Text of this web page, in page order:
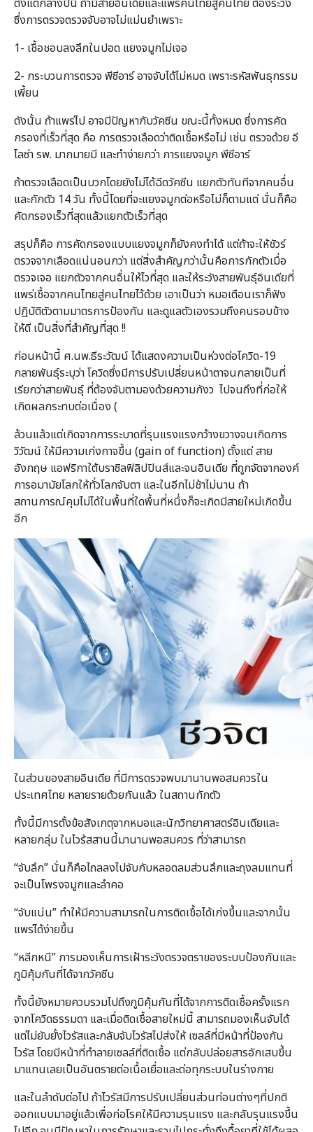
ซึ่งการตรวจตรวจจับอาจไม่แม่นยำเพราะ
1- เชื้อชอบลงลึกในปอด แยงจมูกไม่เจอ
2- กระบวนการตรวจ พีซีอาร์ อาจจับได้ไม่หมด เพราะรหัสพันธุกรรม
เพี้ยน
ดังนั้น ถ้าแพร่ไป อาจมีปัญหากับวัคซีน ขณะนี้ทั้งหมด ซึ่งการคัด
กรองที่เร็วที่สุด คือ การตรวจเลือดว่าติดเชื้อหรือไม่ เช่น ตรวจด้วย อี
ไลซ่า รพ. มากมายมี และทำง่ายกว่า การแยงจมูก พีซีอาร์
ถ้าตรวจเลือดเป็นบวกโดยยังไม่ได้ฉีดวัคซีน แยกตัวทันทีจากคนอื่น
และกักตัว 14 วัน ทั้งนี้โดยที่จะแยงจมูกต่อหรือไม่ก็ตามแต่ นั่นก็คือ
คัดกรองเร็วที่สุดแล้วแยกตัวเร็วที่สุด
สรุปก็คือ การคัดกรองแบบแยงจมูกก็ยังคงทำได้ แต่ถ้าจะให้ชัวร์
ตรวจจากเลือดแน่นอนกว่า แต่สิ่งสำคัญกว่านั้นคือการกักตัวเมื่อ
ตรวจเจอ แยกตัวจากคนอื่นให้ไวที่สุด และให้ระวังสายพันธุ์อินเดียที่
แพร่เชื้อจากคนไทยสู่คนไทยไว้ด้วย เอาเป็นว่า หมอเตือนเราก็ฟัง
ปฏิบัติตัวตามมาตรการป้องกัน และดูแลตัวเองรวมถึงคนรอบข้าง
ให้ดี เป็นสิ่งที่สำคัญที่สุด !!
ก่อนหน้านี้ ศ.นพ.ธีระวัฒน์ ได้แสดงความเป็นห่วงต่อโควิด-19
กลายพันธุ์ระบุว่า โควิดซึ่งมีการปรับเปลี่ยนหน้าตาจนกลายเป็นที่
เรียกว่าสายพันธุ์ ที่ต้องจับตามองด้วยความกังว ไปจนถึงที่ก่อให้
เกิดผลกระทบต่อเนื่อง (
ล้วนแล้วแต่เกิดจากการระบาดที่รุนแรงแรงกว้างขวางจนเกิดการ
วิวัฒน์ ให้มีความเก่งกาจขึ้น (gain of function) ตั้งแต่ สาย
อังกฤษ แอฟริกาใต้บราซิลฟิลิปปินส์และจนอินเดีย ที่ถูกจัดจากองค์
การอมามัยโลกให้ทั่วโลกจับตา และในอีกไม่ช้าไม่นาน ถ้า
สถานการณ์คุมไม่ได้ในพื้นที่ใดพื้นที่หนึ่งก็จะเกิดมีสายใหม่เกิดขึ้น
อีก
ในส่วนของสายอินเดีย ที่มีการตรวจพบมานานพอสมควรใน
ประเทศไทย หลายรายด้วยกันแล้ว ในสถานกักตัว
ทั้งนี้มีการตั้งข้อสังเกตุจากหมอและนักวิทยาศาสตร์อินเดียและ
หลายกลุ่ม ในไวร้สสานนี้มานานพอสมควร ที่ว่าสามารถ
“จับลึก” นั่นก็คือไถลลงไปจับกับหลอดลมส่วนลึกและถุงลมแทนที่
จะเป็นโพรงจมูกและลำคอ
“จับแน่น” ทำให้มีความสามารถในการติดเชื้อได้เก่งขึ้นและจากนั้น
แพร่ได้ง่ายขึ้น
“หลีกหนี” การมองเห็นการเฝ้าระวังตรวจตราของระบบป้องกันและ
ภูมิคุ้มกันที่ได้จากวัคซีน
ทั้งนี้ยังหมายควบรวมไปถึงภูมิคุ้มกันที่ได้จากการติดเชื้อครั้งแรก
จากโควิดธรรมดา และเมื่อติดเชื้อสายใหม่นี้ สามารถมองเห็นจับได้
แต่ไม่ยับยั้งไวรัสและกลับจับไวรัสไปส่งให้ เซลล์ที่มีหน้าที่ป้องกัน
ไวรัส โดยมีหน้าที่ทำลายเซลล์ที่ติดเชื้อ แต่กลับปล่อยสารอักเสบขึ้น
มาแทนเลยเป็นอันตรายต่อเนื้อเยื่อและต่อทุกระบบในร่างกาย
และในลำดับต่อไป ถ้าไวรัสมีการปรับเปลี่ยนส่วนท่อนต่างๆที่ปกติ
ออกแบบมาอยู่แล้วเพื่อก่อโรคให้มีความรุนแรง และกลับรุนแรงขึ้น